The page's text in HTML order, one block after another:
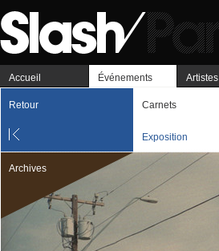
Accueil Événements Artistes
Retour Carnets
Exposition
Archives